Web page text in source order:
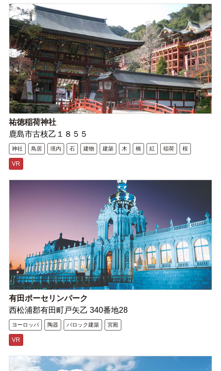
祐徳稲荷神社
鹿島市古枝乙１８５５
神社 鳥居 境内 石 建物 建築 木 橋 紅 稲荷 桜
VR
有田ポーセリンパーク
西松浦郡有田町戸矢乙 340番地28
ヨーロッパ 陶器 バロック建築 宮殿
VR